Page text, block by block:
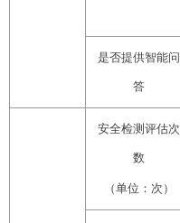
是否提供智能问
答
安全检测评估次
数
（单位：次）